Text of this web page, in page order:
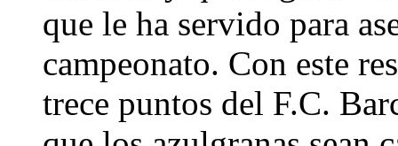
que le ha servido para
campeonato. Con este
trece puntos del F.C.